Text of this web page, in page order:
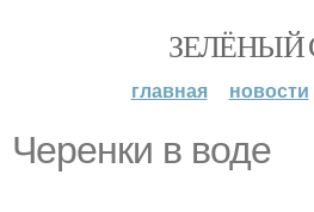
ЗЕЛЁНЫЙ
главная новости
Черенки в воде